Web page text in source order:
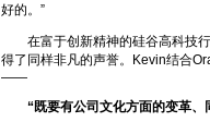
好的。”
在富于创新精神的硅谷高科技行
得了同样非凡的声誉。Kevin结合
——
“既要有公司文化方面的变革